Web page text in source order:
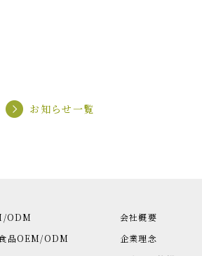
お知らせ一覧
ODM
品OEM/ODM
会社概要
企業理念